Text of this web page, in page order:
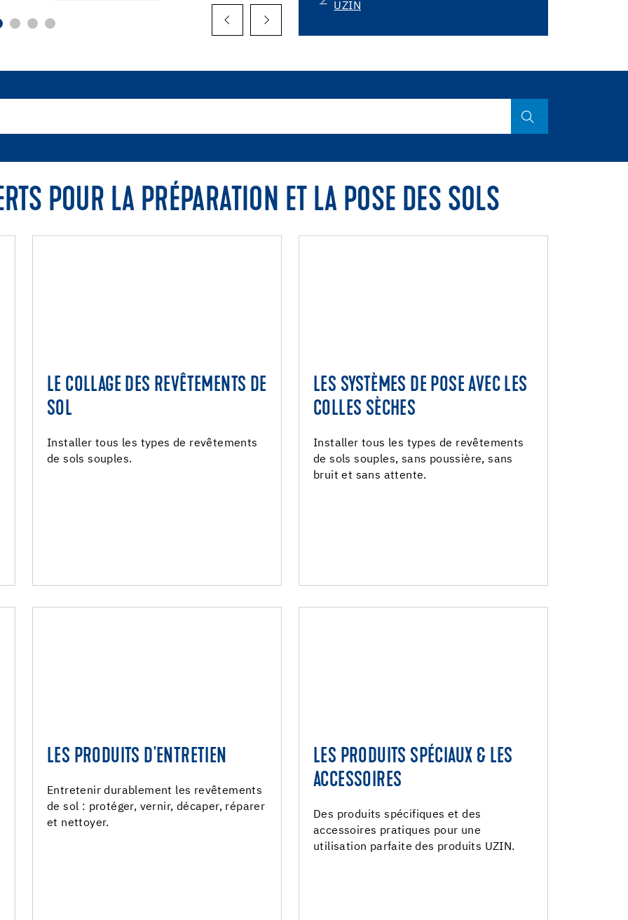
UZIN
POUR LA PRÉPARATION ET LA POSE DES SOLS
LE COLLAGE DES REVÊTEMENTS DE
SOL
Installer tous les types de revêtements
de sols souples.
LE COLLAGE DES REVÊTEMENTS DE
Colles sols PVC
Colles pour systèmes douche
LES SYSTÈMES DE POSE AVEC LES
COLLES SÈCHES
Installer tous les types de revêtements
de sols souples, sans poussière, sans
bruit et sans attente.
LES SYSTÈMES DE POSE AVEC LES
Collage et maintien des sols
Colles sèches pour plinthes et
LES PRODUITS D'ENTRETIEN
Entretenir durablement les revêtements
de sol : protéger, vernir, décaper, réparer
et nettoyer.
LES PRODUITS D'ENTRETIEN
Décapage
Vernis de protection
LES PRODUITS SPÉCIAUX & LES
ACCESSOIRES
Des produits spécifiques et des
accessoires pratiques pour une
utilisation parfaite des produits UZIN.
LES PRODUITS SPÉCIAUX & LES
Accessoires
Produits spéciaux